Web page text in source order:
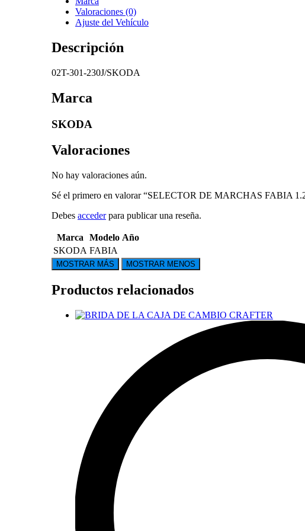
Valoraciones (0)
Ajuste del Vehículo
Descripción
02T-301-230J/SKODA
Marca
SKODA
Valoraciones
No hay valoraciones aún.
Sé el primero en valorar “SELECTOR DE MARCHAS FABIA
Debes accederpara publicar una reseña.
Marca Modelo Año
SKODA FABIA
Productos relacionados